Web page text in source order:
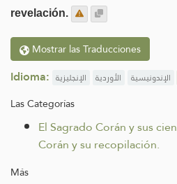
revelación.
Mostrar las Traducciones
Idioma: الإنجليزية الأوردية الإندونيسية
Las Categorías
El Sagrado Corán y sus
Corán y su recopilación.
Más